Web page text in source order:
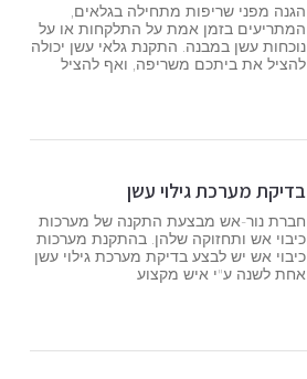
הגנה מפני שריפות מתחילה בגלאים,
המתריעים בזמן אמת על התלקחות או על
נוכחות עשן במבנה. התקנת גלאי עשן יכולה
להציל את ביתכם משריפה, ואף להציל
בדיקת מערכת גילוי עשן
חברת נור-אש מבצעת התקנה של מערכות
כיבוי אש ותחזוקה שלהן. בהתקנת מערכות
כיבוי אש יש לבצע בדיקת מערכת גילוי עשן
אחת לשנה ע"י איש מקצוע